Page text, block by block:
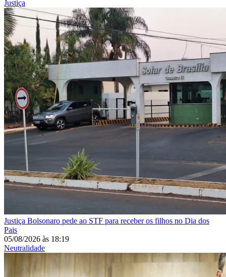
Justiça
Justiça Bolsonaro pede ao STF para receber os filhos no Dia dos
Pais
05/08/2026 às 18:19
Neutralidade